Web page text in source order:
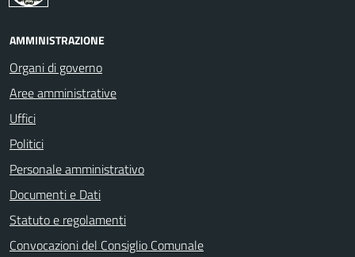
AMMINISTRAZIONE
Organi di governo
Aree amministrative
Uffici
Politici
Personale amministrativo
Documenti e Dati
Statuto e regolamenti
Convocazioni del Consiglio Comunale